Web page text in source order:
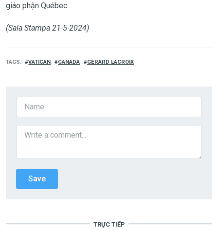
giáo phận Québec.
(Sala Stampa 21-5-2024)
TAGS VATICAN CANADA GÉRARD LACROIX
TRỰC TIẾP